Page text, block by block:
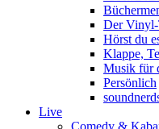
Der
Hörst du
Klappe,
Musik für
Persönlich
Live
Comedy &